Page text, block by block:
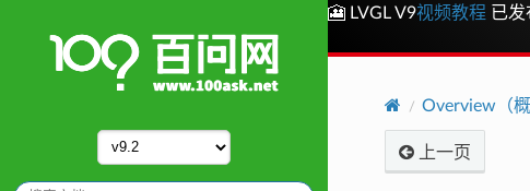
🎦 LVGL V9视频教程 已发
Overview（概
上一页